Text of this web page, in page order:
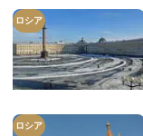
ロシア
ロシア